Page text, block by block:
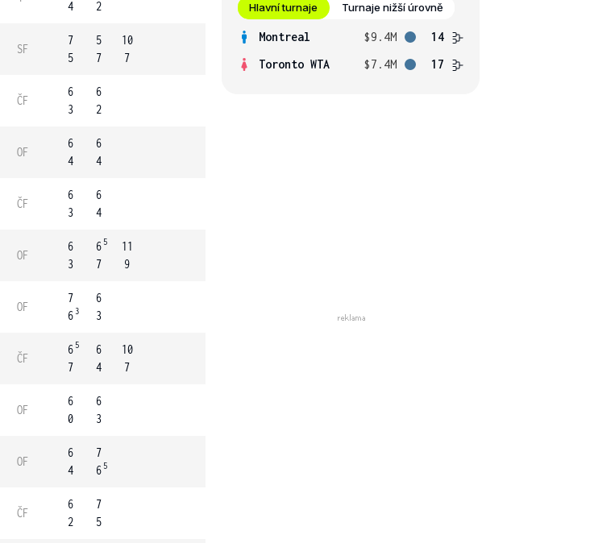
4
2
SF
7
5
5
7
10
7
ČF
6
3
6
2
OF
6
4
6
4
ČF
6
3
6
4
OF
6
3
6 5
7
11
9
OF
7
6 3
6
3
ČF
6 5
7
6
4
10
7
OF
6
0
6
3
OF
6
4
7
6 5
ČF
6
2
7
5
Hlavní turnaje Turnaje nižší úrovně
Montreal $9.4M
14
Toronto WTA
$7.4M 17